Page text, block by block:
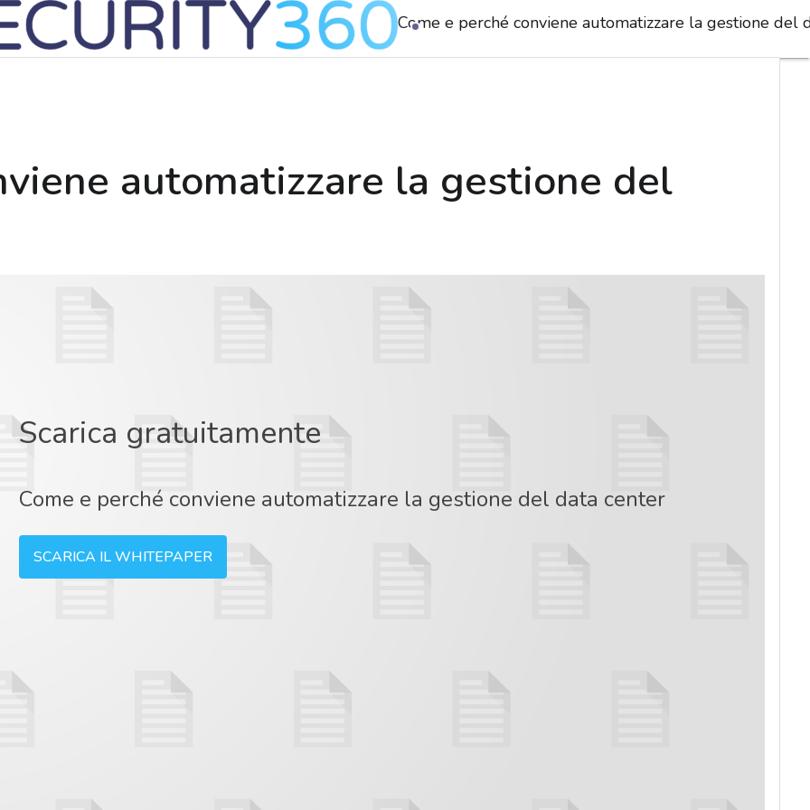
Come e perché conviene automatizzare la gestione del
automatizzare la gestione del
Scarica gratuitamente
Come e perché conviene automatizzare la gestione del data center
SCARICA IL WHITEPAPER